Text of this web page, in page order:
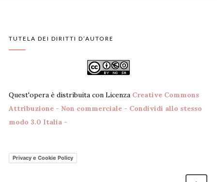
TUTELA DEI DIRITTI D’AUTORE
Quest'opera è distribuita con Licenza Creative Commons
Attribuzione - Non commerciale - Condividi allo stesso
modo 3.0 Italia -
Privacy e Cookie Policy